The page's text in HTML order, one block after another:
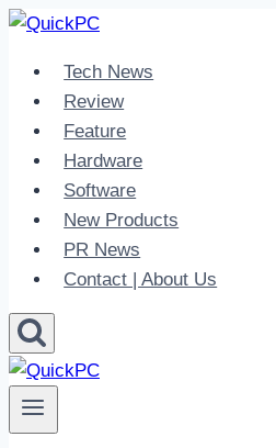
Skip
contentTech News
Review
Feature
Hardware
Software
New Products
PR News
Contact | About Us